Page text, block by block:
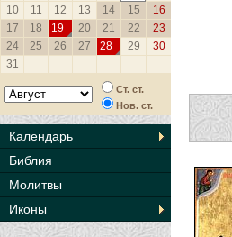
10
11 12 13 14 15
16
17
18 19 20 21 22
23
24
25 26 27 28 29
30
31
Ст. ст.
Нов. ст.
Календарь
Библия
Молитвы
Иконы